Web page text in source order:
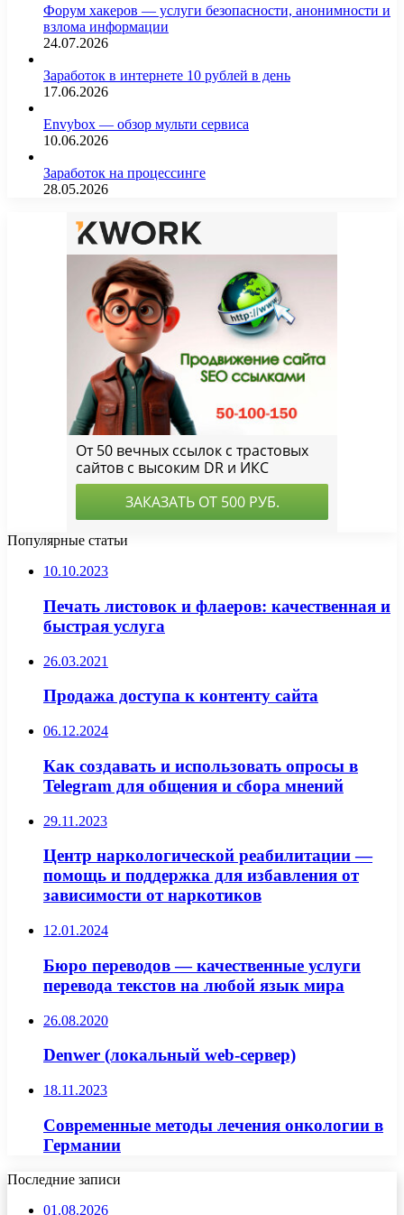
Форум хакеров — услуги безопасности, анонимности и
взлома информации
24.07.2026
Заработок в интернете 10 рублей в день
17.06.2026
Envybox — обзор мульти сервиса
10.06.2026
Заработок на процессинге
28.05.2026
Популярные статьи
10.10.2023
Печать листовок и флаеров: качественная и
быстрая услуга
26.03.2021
Продажа доступа к контенту сайта
06.12.2024
Как создавать и использовать опросы в
Telegram для общения и сбора мнений
29.11.2023
Центр наркологической реабилитации —
помощь и поддержка для избавления от
зависимости от наркотиков
12.01.2024
Бюро переводов — качественные услуги
перевода текстов на любой язык мира
26.08.2020
Denwer (локальный web-сервер)
18.11.2023
Современные методы лечения онкологии в
Германии
Последние записи
01.08.2026